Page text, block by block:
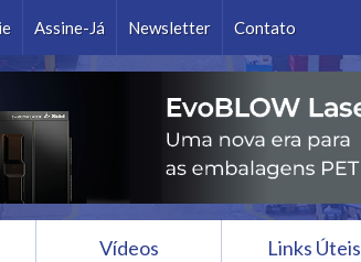
Assine-Já Newsletter Contato
Ok
Vídeos Links Úteis